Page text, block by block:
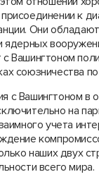
к
Они
ядерных
Вашингтоном
союзничества
с Вашингтоном в
на
учета
наших двух
всего мира.